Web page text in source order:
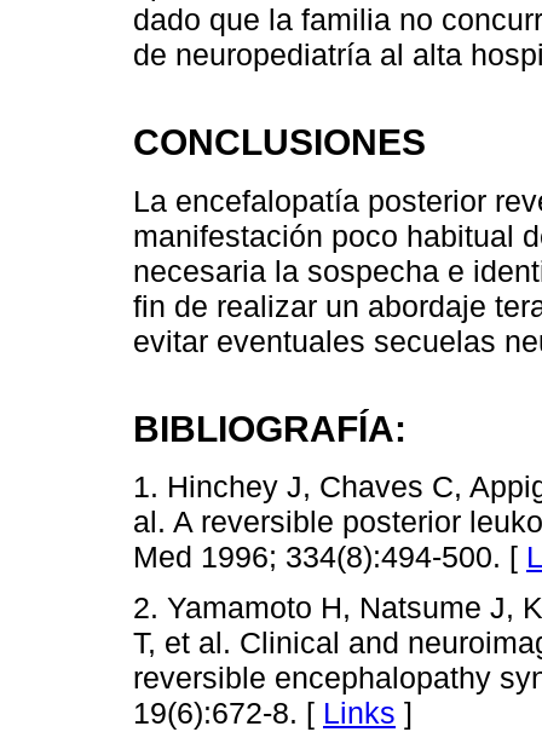
dado que la familia no
de neuropediatría al alta
CONCLUSIONES
La encefalopatía posterior
manifestación poco habitual
necesaria la sospecha e
fin de realizar un abordaje
evitar eventuales secuelas
BIBLIOGRAFÍA:
1. Hinchey J, Chaves C,
al. A reversible posterior
Med 1996; 334(8):494-500. [
2. Yamamoto H, Natsume J,
T, et al. Clinical and
reversible encephalopathy
19(6):672-8. [ Links ]